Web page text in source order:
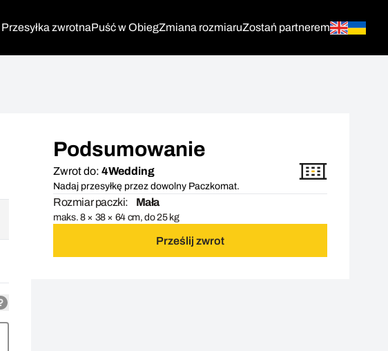
Przesyłka zwrotnaPuść w ObiegZmiana rozmiaruZostań partnerem
Podsumowanie
Zwrot do: 4Wedding
Nadaj przesyłkę przez dowolny Paczkomat.
Rozmiar paczki: Mała
maks. 8 × 38 × 64 cm, do 25 kg
Prześlij zwrot